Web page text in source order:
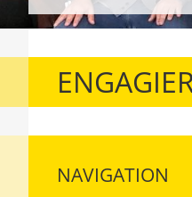
NAVIGATION